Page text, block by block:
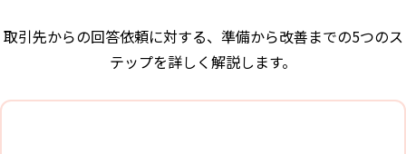
取引先からの回答依頼に対する、準備から改善までの5つのス
テップを詳しく解説します。